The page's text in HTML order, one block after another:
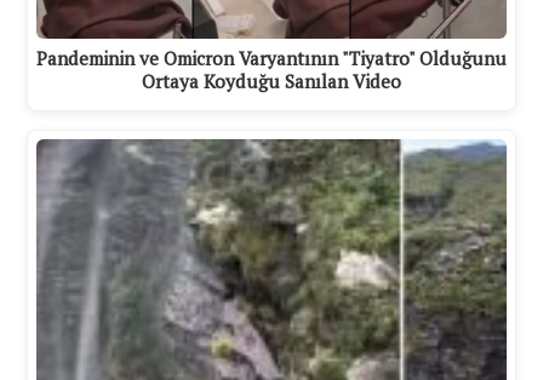
Pandeminin ve Omicron Varyantının "Tiyatro" Olduğunu
Ortaya Koyduğu Sanılan Video